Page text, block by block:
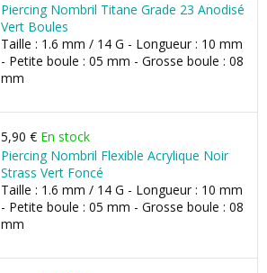
Piercing Nombril Titane Grade 23 Anodisé
Vert Boules
Taille : 1.6 mm / 14 G - Longueur : 10 mm
- Petite boule : 05 mm - Grosse boule : 08
mm
5,90 € En stock
Piercing Nombril Flexible Acrylique Noir
Strass Vert Foncé
Taille : 1.6 mm / 14 G - Longueur : 10 mm
- Petite boule : 05 mm - Grosse boule : 08
mm